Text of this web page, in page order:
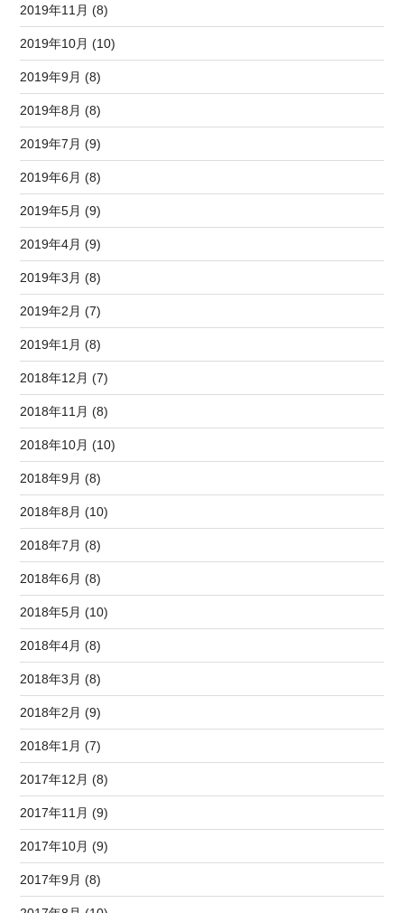
2019年11月 (8)
2019年10月 (10)
2019年9月 (8)
2019年8月 (8)
2019年7月 (9)
2019年6月 (8)
2019年5月 (9)
2019年4月 (9)
2019年3月 (8)
2019年2月 (7)
2019年1月 (8)
2018年12月 (7)
2018年11月 (8)
2018年10月 (10)
2018年9月 (8)
2018年8月 (10)
2018年7月 (8)
2018年6月 (8)
2018年5月 (10)
2018年4月 (8)
2018年3月 (8)
2018年2月 (9)
2018年1月 (7)
2017年12月 (8)
2017年11月 (9)
2017年10月 (9)
2017年9月 (8)